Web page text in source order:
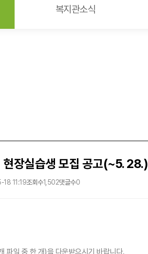
복지관소식
장실습생 모집 공고(~5. 28.)
11:19조회수1,502댓글수0
파일 중 한 개)을 다운받으시기 바랍니다.